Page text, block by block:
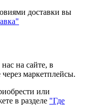
доставки вы
на сайте, в
маркетплейсы.
или
в разделе "Где